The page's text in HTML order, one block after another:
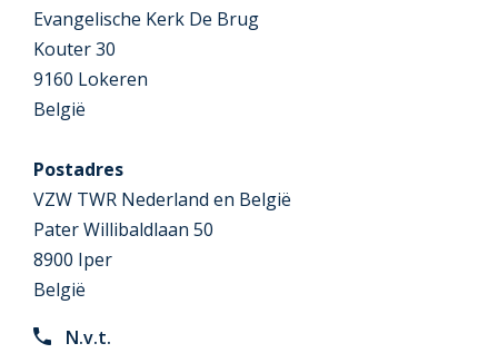
Evangelische Kerk De Brug
Kouter 30
9160 Lokeren
België
Postadres
VZW TWR Nederland en België
Pater Willibaldlaan 50
8900 Iper
België
N.v.t.